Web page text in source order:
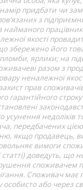
придбати чи
з
найманого
якості
збережено його
ярлики; на
разом з
неналежної
прав
гарантійного
усунення недоліків
передбачених
якщо продавець,
вимоги
доведуть, що
споживачем
Споживач має
особисто або через